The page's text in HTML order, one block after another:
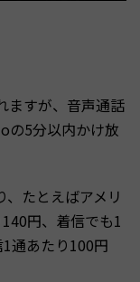
ますが、音声通話
の5分以内かけ放
たとえばアメリ
円、着信でも1
通あたり100円